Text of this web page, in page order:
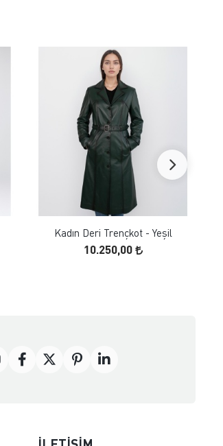
FAVORILERE EKLE
ÜRÜN İNCELE
Kadın Deri Trençkot - Yeşil
10.250,00